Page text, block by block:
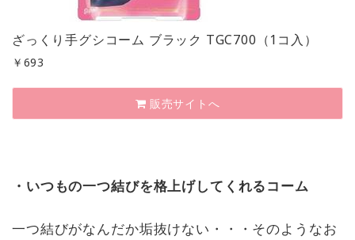
ざっくり手グシコーム ブラック TGC700（1コ入）
￥ 693
販売サイトへ
・いつもの一つ結びを格上げしてくれるコーム
一つ結びがなんだか垢抜けない・・・そのようなお